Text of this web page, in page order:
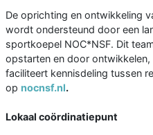
De oprichting en ontwikkeling
wordt ondersteund door een
sportkoepel NOC*NSF. Dit
opstarten en door
faciliteert kennisdeling tussen
op nocnsf.nl.
Lokaal coördinatiepunt